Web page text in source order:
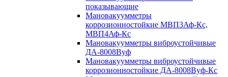
показывающие
Мановакуумметры
коррозионностойкие МВП3Аф-Кс,
МВП4Аф-Кс
Мановакуумметры виброустойчивые
ДА-8008Вуф
Мановакуумметры виброустойчивые
коррозионностойкие ДА-8008Вуф-Кс